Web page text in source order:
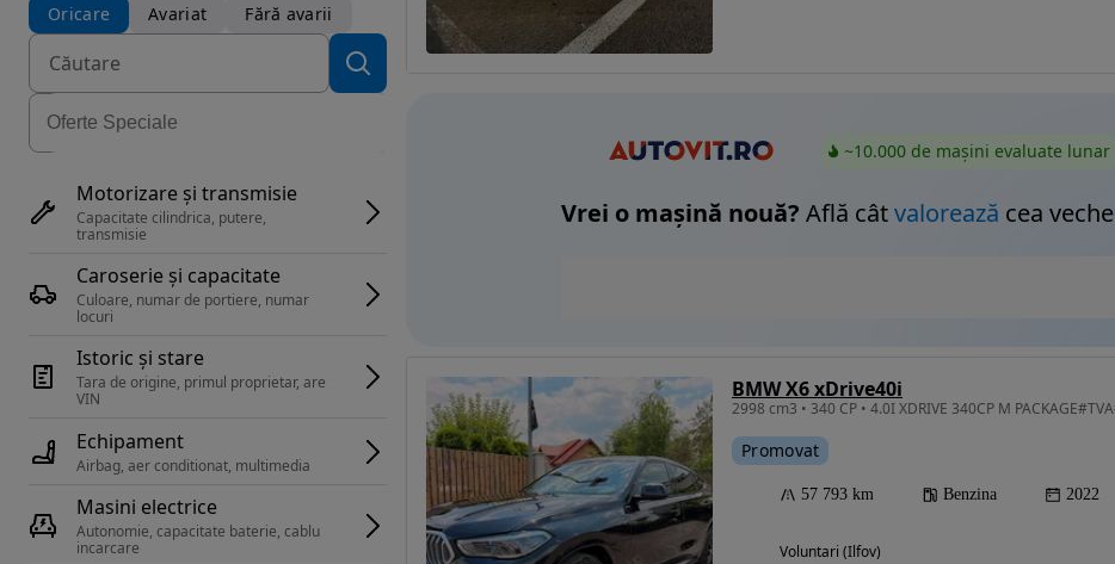
Oricare
Avariat Fără avarii
Motorizare și transmisie
Capacitate cilindrica, putere,
transmisie
Caroserie și capacitate
Culoare, numar de portiere, numar
locuri
Istoric și stare
Tara de origine, primul proprietar, are
Echipament
Airbag, aer conditionat, multimedia
Masini electrice
Autonomie, capacitate baterie, cablu
~10.000 de mașini evaluate lunar
Vrei o mașină nouă? Află câtvalorează cea veche
BMW X6 xDrive40i
Promovat
57 793 km Benzina 2022
Voluntari (Ilfov)